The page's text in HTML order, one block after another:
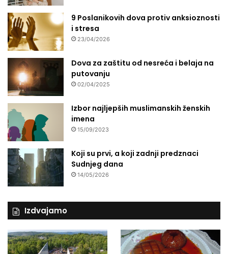
9 Poslanikovih dova protiv anksioznosti
i stresa
23/04/2026
Dova za zaštitu od nesreća i belaja na
putovanju
02/04/2025
Izbor najljepših muslimanskih ženskih
imena
15/09/2023
Koji su prvi, a koji zadnji predznaci
Sudnjeg dana
14/05/2026
Izdvajamo